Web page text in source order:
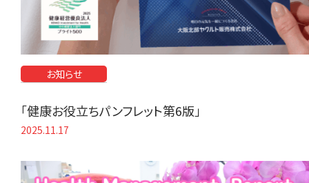
お知らせ
「健康お役立ちパンフレット第6版」
2025.11.17